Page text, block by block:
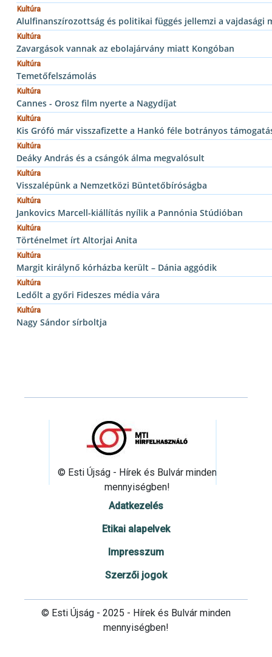
Kultúra
Alulfinanszírozottság és politikai függés jellemzi a vajdasági
Kultúra
Zavargások vannak az ebolajárvány miatt Kongóban
Kultúra
Temetőfelszámolás
Kultúra
Cannes - Orosz film nyerte a Nagydíjat
Kultúra
Kis Grófó már visszafizette a Hankó féle botrányos
Kultúra
Deáky András és a csángók álma megvalósult
Kultúra
Visszalépünk a Nemzetközi Büntetőbíróságba
Kultúra
Jankovics Marcell-kiállítás nyílik a Pannónia Stúdióban
Kultúra
Történelmet írt Altorjai Anita
Kultúra
Margit királynő kórházba került – Dánia aggódik
Kultúra
Ledőlt a győri Fideszes média vára
Kultúra
Nagy Sándor sírboltja
© Esti Újság - Hírek és Bulvár minden
mennyiségben!
Adatkezelés
Etikai alapelvek
Impresszum
Szerzői jogok
© Esti Újság - 2025 - Hírek és Bulvár minden
mennyiségben!